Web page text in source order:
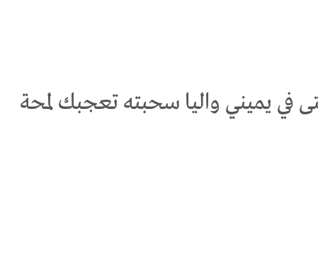
يميني واليا سحبته تعجبك لمحة